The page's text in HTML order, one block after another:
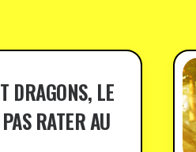
DRAGONS, LE
RATER AU